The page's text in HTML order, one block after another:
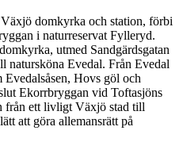
domkyrka och station, förbi
i naturreservat Fylleryd.
utmed Sandgärdsgatan
natursköna Evedal. Från Evedal
Hovs göl och
Ekorrbryggan vid Toftasjöns
från ett livligt Växjö stad till
att göra allemansrätt på